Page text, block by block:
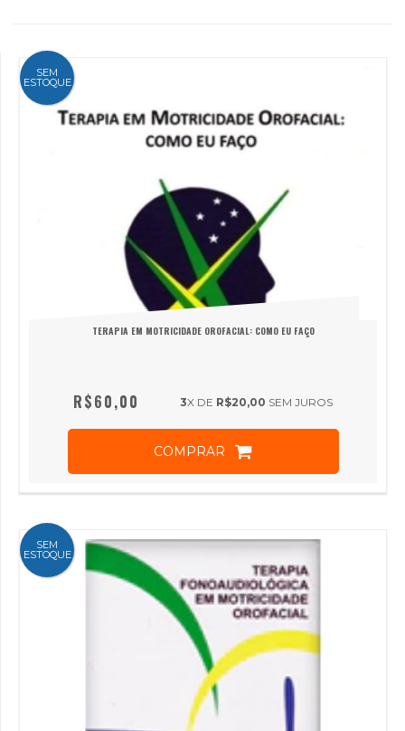
SEM
ESTOQUE
TERAPIA EM MOTRICIDADE OROFACIAL: COMO EU FAÇO
R$60,00 3X DE R$20,00 SEM JUROS
COMPRAR
SEM
ESTOQUE